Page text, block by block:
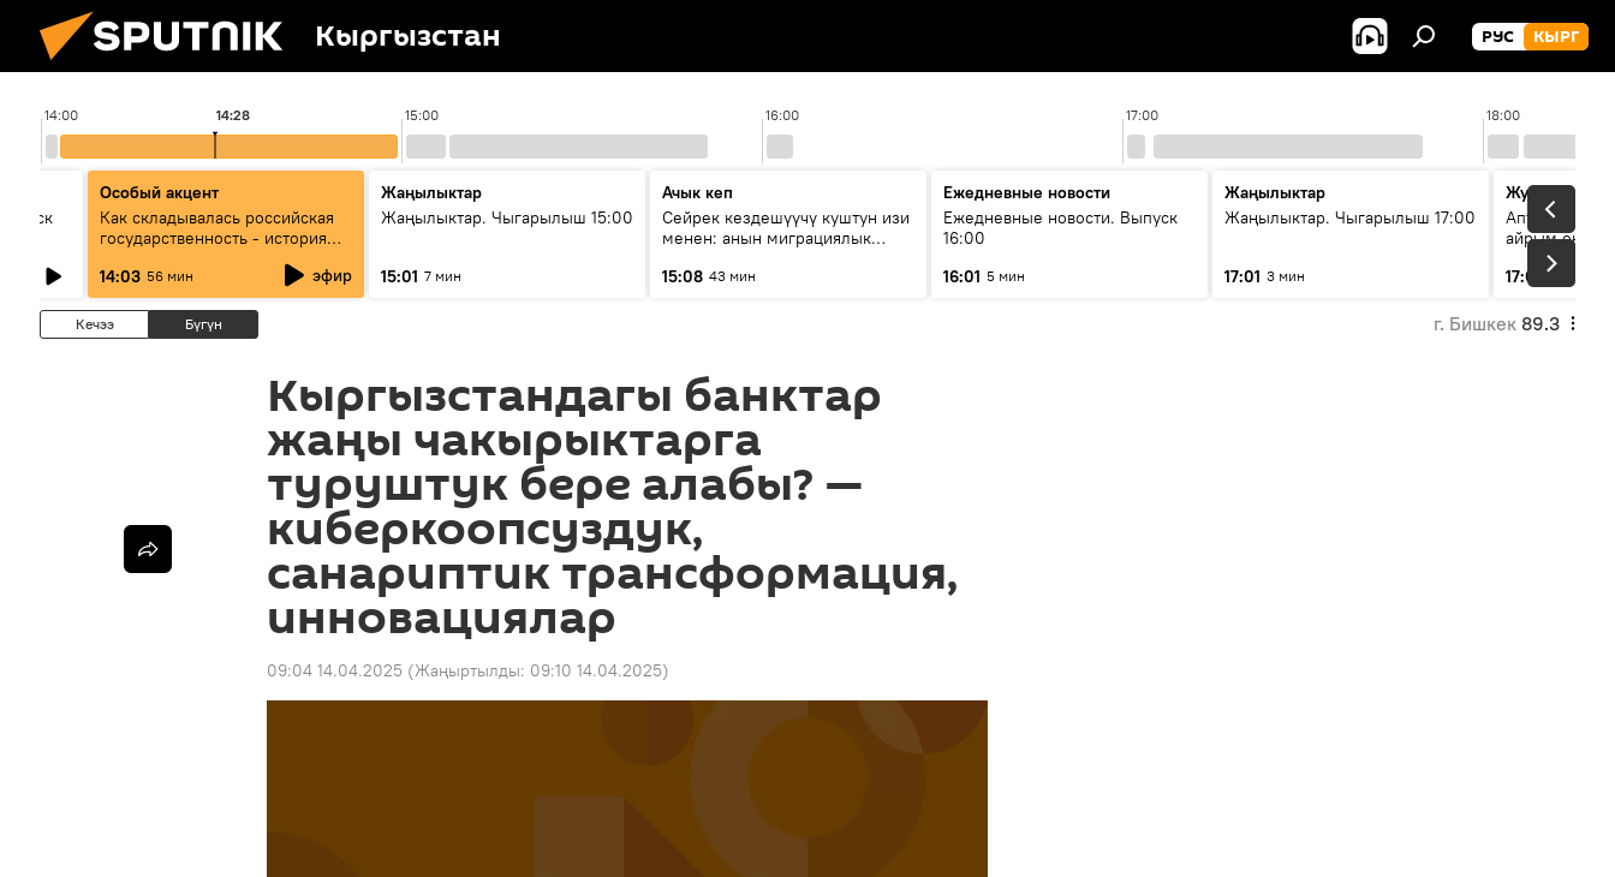
Кыргызстан РУС КЫРГ
14:00 15:00 16:00 17:00 18:00
14:28
Особый акцент
Как складывалась российская
государственность - история
России и геополитика Евразии
глазами аналитиков
14:03 56 мин эфир
Жаңылыктар
Жаңылыктар. Чыгарылыш 15:00
15:01 7 мин
Ачык кеп
Сейрек кездешүүчү куштун изи
менен: анын миграциялык
15:08 43 мин
Ежедневные новости
Ежедневные новости. Выпуск
16:00
16:01 5 мин
Жаңылыктар
Жаңылыктар. Чыгарылыш 17:00
17:01 3 мин
Жума
Апта ичинде
айрым
17:05
Кечээ Бүгүн г. Бишкек 89.3
Кыргызстандагы банктар
жаңы чакырыктарга
туруштук бере алабы? —
киберкоопсуздук,
санариптик трансформация,
инновациялар
09:04 14.04.2025 (Жаңыртылды: 09:10 14.04.2025)